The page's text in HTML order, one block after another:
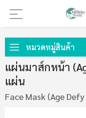
ไป
ที่
เนื้อหา
หมวดหมู่สินค้า
แผ่นมาส์กหน้า
แผ่น
Face Mask (Age